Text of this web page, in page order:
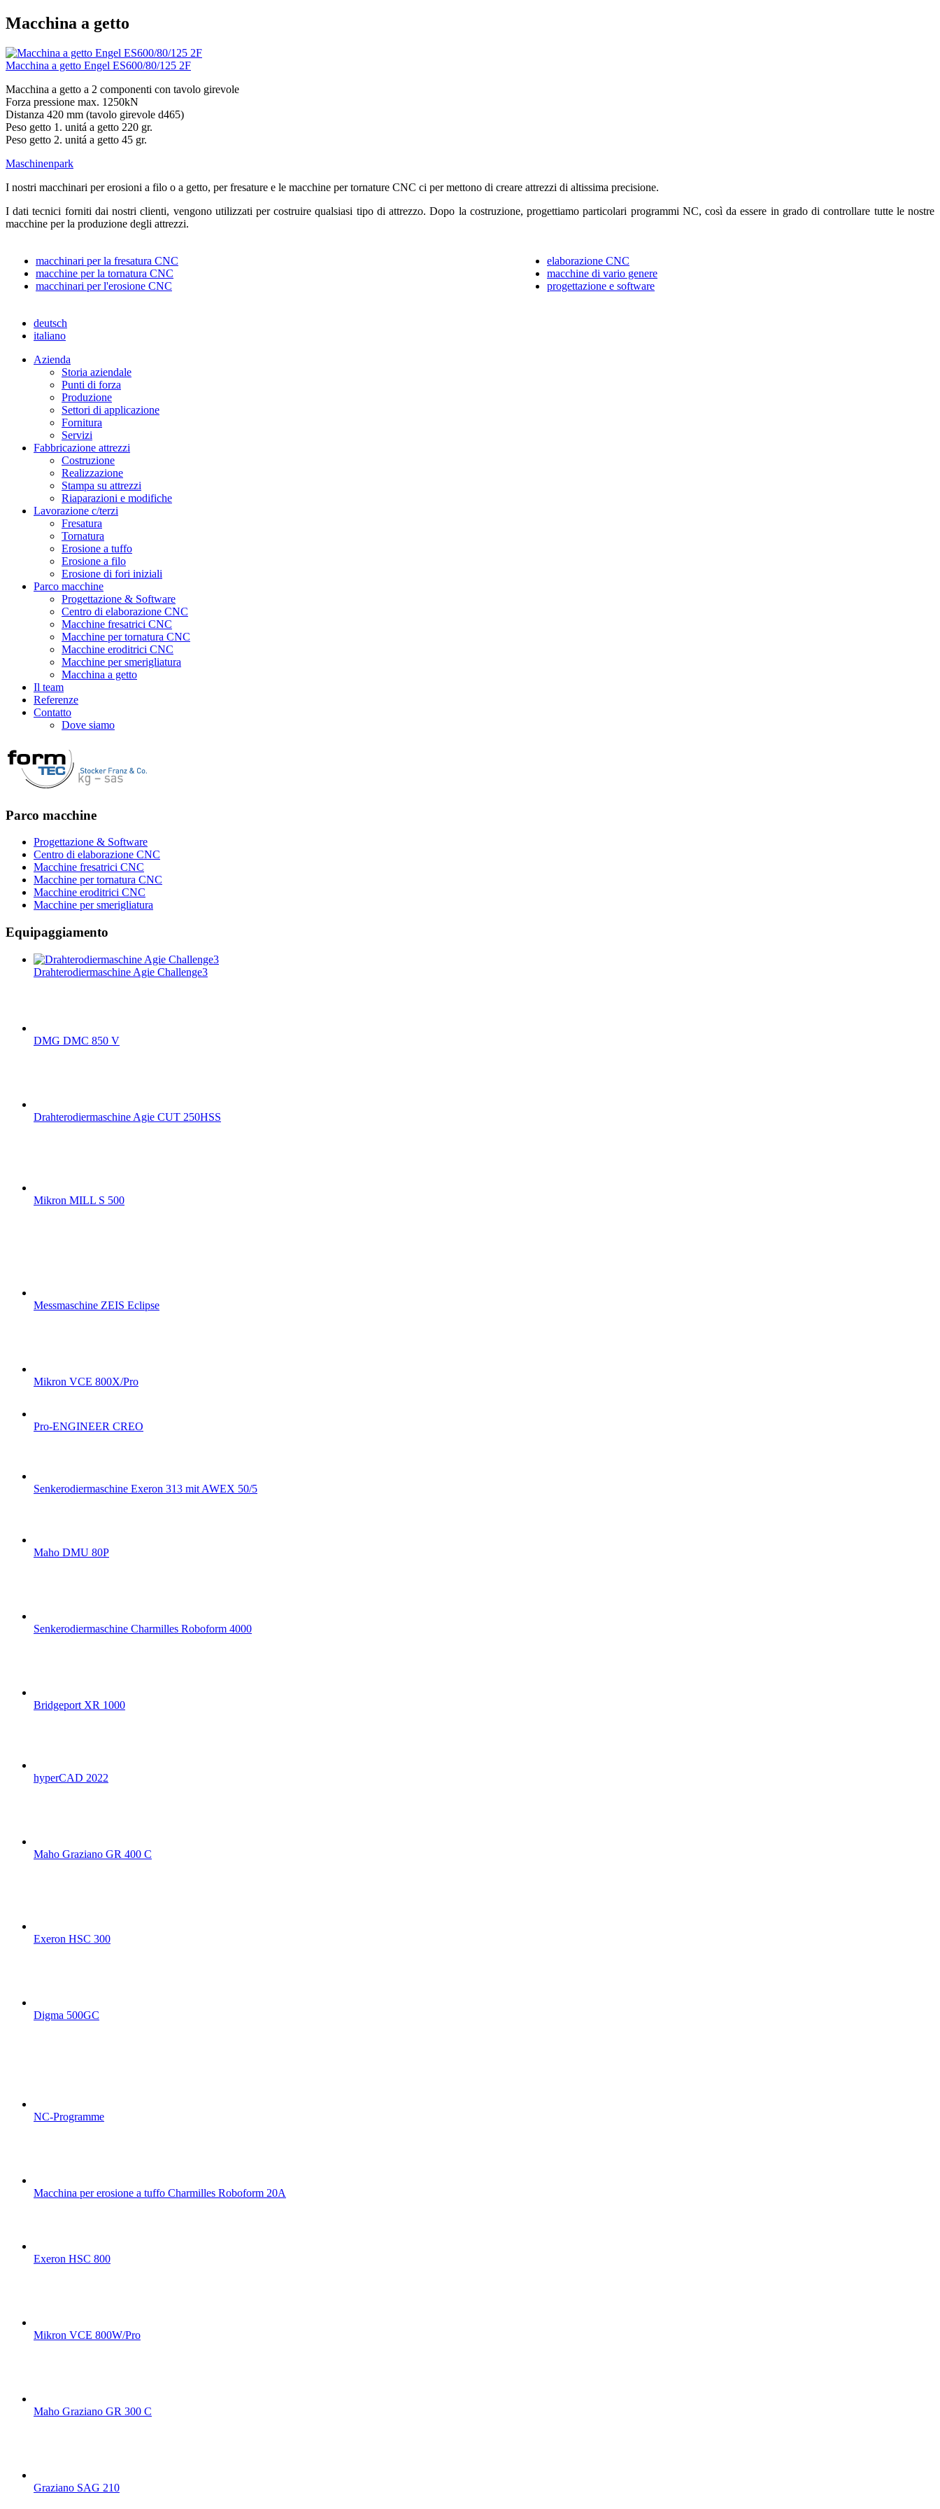
Macchina a getto
Macchina a getto Engel ES600/80/125 2F
Macchina a getto a 2 componenti con tavolo girevole
Forza pressione max. 1250kN
Distanza 420 mm (tavolo girevole d465)
Peso getto 1. unitá a getto 220 gr.
Peso getto 2. unitá a getto 45 gr.
Maschinenpark
I nostri macchinari per erosioni a filo o a getto, per fresature e le macchine per tornature CNC ci per mettono di creare attrezzi di altissima precisione.
I dati tecnici forniti dai nostri clienti, vengono utilizzati per costruire qualsiasi tipo di attrezzo. Dopo la costruzione, progettiamo particolari programmi NC, così da essere in grado di controllare tutte le nostre
macchine per la produzione degli attrezzi.
macchinari per la fresatura CNC
macchine per la tornatura CNC
macchinari per l'erosione CNC
elaborazione CNC
macchine di vario genere
progettazione e software
deutsch
italiano
Azienda
Storia aziendale
Punti di forza
Produzione
Settori di applicazione
Fornitura
Servizi
Fabbricazione attrezzi
Costruzione
Realizzazione
Stampa su attrezzi
Riaparazioni e modifiche
Lavorazione c/terzi
Fresatura
Tornatura
Erosione a tuffo
Erosione a filo
Erosione di fori iniziali
Parco macchine
Progettazione & Software
Centro di elaborazione CNC
Macchine fresatrici CNC
Macchine per tornatura CNC
Macchine eroditrici CNC
Macchine per smerigliatura
Macchina a getto
Il team
Referenze
Contatto
Dove siamo
Parco macchine
Progettazione & Software
Centro di elaborazione CNC
Macchine fresatrici CNC
Macchine per tornatura CNC
Macchine eroditrici CNC
Macchine per smerigliatura
Equipaggiamento
Drahterodiermaschine Agie Challenge3
DMG DMC 850 V
Drahterodiermaschine Agie CUT 250HSS
Mikron MILL S 500
Messmaschine ZEIS Eclipse
Mikron VCE 800X/Pro
Pro-ENGINEER CREO
Senkerodiermaschine Exeron 313 mit AWEX 50/5
Maho DMU 80P
Senkerodiermaschine Charmilles Roboform 4000
Bridgeport XR 1000
hyperCAD 2022
Maho Graziano GR 400 C
Exeron HSC 300
Digma 500GC
NC-Programme
Macchina per erosione a tuffo Charmilles Roboform 20A
Exeron HSC 800
Mikron VCE 800W/Pro
Maho Graziano GR 300 C
Graziano SAG 210